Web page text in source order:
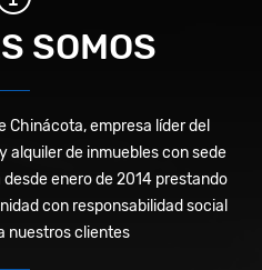
SOMOS
Chinácota, empresa líder del
alquiler de inmuebles con sede
enero de 2014 prestando
con responsabilidad social
nuestros clientes